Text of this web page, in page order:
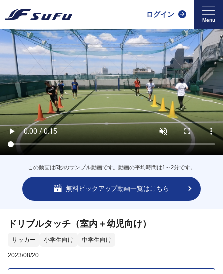
ログイン
この動画は5秒のサンプル動画です。動画の平均時間は1～2分です。
無料ピックアップ動画一覧はこちら
ドリブルタッチ（室内＋幼児向け）
サッカー 小学生向け 中学生向け
2023/08/20